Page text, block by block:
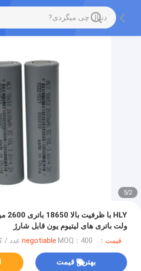
2
/
5
ولت باتری های لیتیوم یون قابل شارژ
قیمت：negotiable MOQ：400 عدد / کارتن
بهترین قیمت